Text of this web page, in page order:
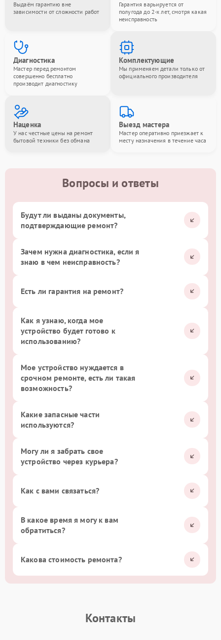
Выдаём гарантию вне
зависимости от сложности работ
Гарантия варьируется от
полугода до 2-х лет, смотря какая
неисправность
Диагностика
Мастер перед ремонтом
совершенно бесплатно
производит диагностику
Комплектующие
Мы применяем детали только от
официального производителя
Наценка
У нас честные цены на ремонт
бытовой техники без обмана
Выезд мастера
Мастер оперативно приезжает к
месту назначения в течение часа
Вопросы и ответы
Будут ли выданы документы,
подтверждающие ремонт?
Зачем нужна диагностика, если я
знаю в чем неисправность?
Есть ли гарантия на ремонт?
Как я узнаю, когда мое
устройство будет готово к
использованию?
Мое устройство нуждается в
срочном ремонте, есть ли такая
возможность?
Какие запасные части
используются?
Могу ли я забрать свое
устройство через курьера?
Как с вами связаться?
В какое время я могу к вам
обратиться?
Какова стоимость ремонта?
Контакты